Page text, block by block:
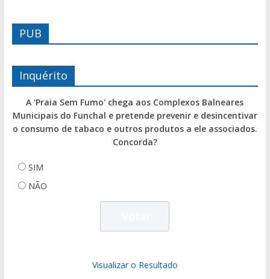
PUB
Inquérito
A 'Praia Sem Fumo' chega aos Complexos Balneares
Municipais do Funchal e pretende prevenir e desincentivar
o consumo de tabaco e outros produtos a ele associados.
Concorda?
SIM
NÃO
Visualizar o Resultado